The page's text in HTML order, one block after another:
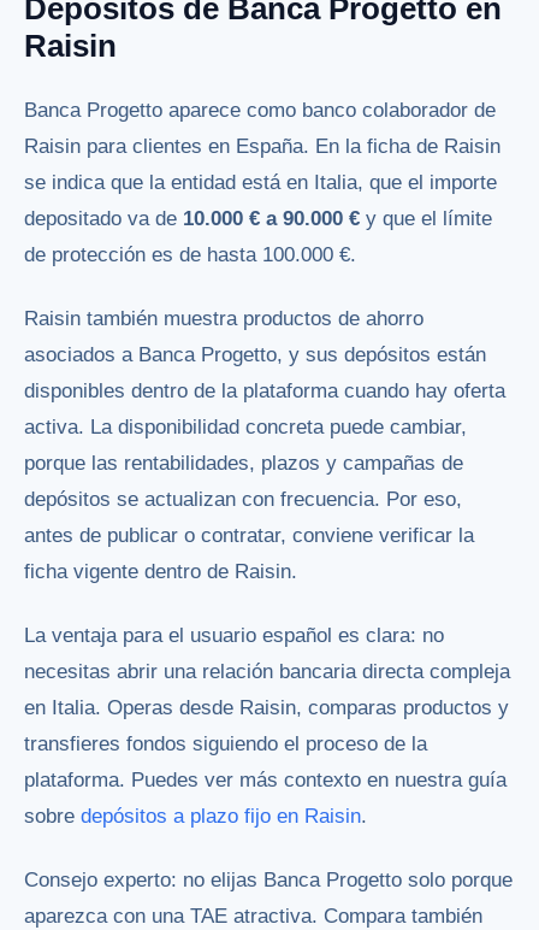
Depósitos de Banca Progetto en
Raisin
Banca Progetto aparece como banco colaborador de
Raisin para clientes en España. En la ficha de Raisin
se indica que la entidad está en Italia, que el importe
depositado va de 10.000 € a 90.000 € y que el límite
de protección es de hasta 100.000 €.
Raisin también muestra productos de ahorro
asociados a Banca Progetto, y sus depósitos están
disponibles dentro de la plataforma cuando hay oferta
activa. La disponibilidad concreta puede cambiar,
porque las rentabilidades, plazos y campañas de
depósitos se actualizan con frecuencia. Por eso,
antes de publicar o contratar, conviene verificar la
ficha vigente dentro de Raisin.
La ventaja para el usuario español es clara: no
necesitas abrir una relación bancaria directa compleja
en Italia. Operas desde Raisin, comparas productos y
transfieres fondos siguiendo el proceso de la
plataforma. Puedes ver más contexto en nuestra guía
sobre depósitos a plazo fijo en Raisin.
Consejo experto: no elijas Banca Progetto solo porque
aparezca con una TAE atractiva. Compara también